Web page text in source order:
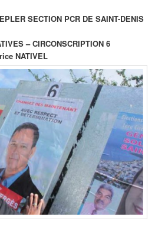
SECTION PCR DE SAINT-DENIS
– CIRCONSCRIPTION 6
NATIVEL